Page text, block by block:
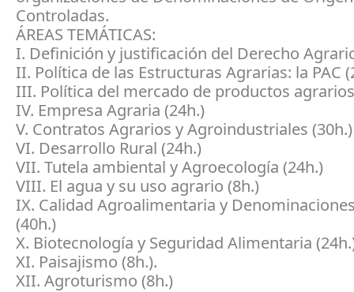
Controladas.
ÁREAS TEMÁTICAS:
I. Definición y justificación del Derecho
II. Política de las Estructuras Agrarias: la PAC
III. Política del mercado de productos
IV. Empresa Agraria (24h.)
V. Contratos Agrarios y Agroindustriales (30h.)
VI. Desarrollo Rural (24h.)
VII. Tutela ambiental y Agroecología (24h.)
VIII. El agua y su uso agrario (8h.)
IX. Calidad Agroalimentaria y
(40h.)
X. Biotecnología y Seguridad Alimentaria
XI. Paisajismo (8h.).
XII. Agroturismo (8h.)